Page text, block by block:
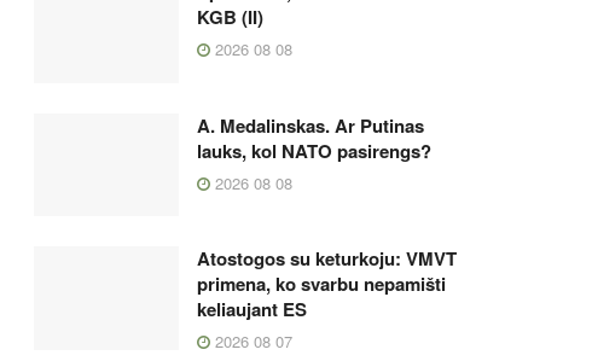
KGB (II)
2026 08 08
A. Medalinskas. Ar Putinas
lauks, kol NATO pasirengs?
2026 08 08
Atostogos su keturkoju: VMVT
primena, ko svarbu nepamišti
keliaujant ES
2026 08 07